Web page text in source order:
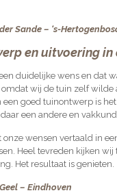
Sande – ‘s-
en uitvoering in
duidelijke wens en dat
wij de tuin zelf wilde
een goed tuinontwerp is
een andere en
onze wensen vertaald in
Heel tevreden kijken wij
Het resultaat is genieten.
– Eindhoven